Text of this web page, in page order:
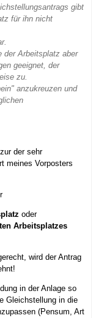
gibt
für ihn nicht
der Arbeitsplatz aber
geeignet, der
zu.
anzukreuzen und
der sehr
meines Vorposters
oder
Arbeitsplatzes
wird der Antrag
in der Anlage so
Gleichstellung in die
(Pensum, Art